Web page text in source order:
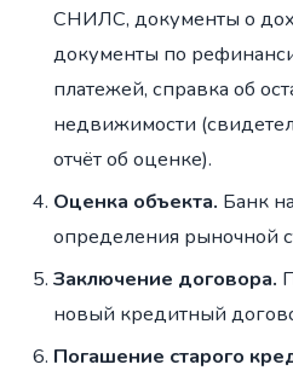
СНИЛС, документы о
документы по
платежей, справка об
недвижимости
отчёт об оценке).
Оценка объекта. Банк
определения рыночной
Заключение договора.
новый кредитный
Погашение старого